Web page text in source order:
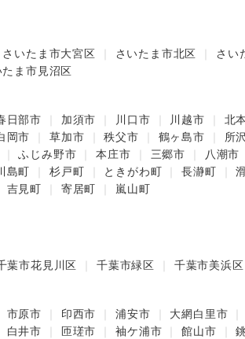
さいたま市大宮区 さいたま市北区 さい
たま市見沼区
日部市 加須市 川口市 川越市 北
岡市
草加市 秩父市 鶴ヶ島市 所
ふじみ野市
本庄市 三郷市 八潮市
島町
杉戸町 ときがわ町 長瀞町
吉見町
寄居町 嵐山町
葉市花見川区 千葉市緑区 千葉市美浜区
市原市 印西市 浦安市 大網白里市
白井市
匝瑳市 袖ケ浦市 館山市